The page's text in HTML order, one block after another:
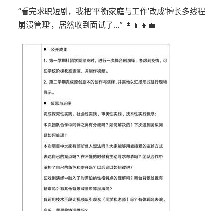
“看完求职短剧，我把‘平衡家庭与工作’改成‘擅长多线程
崩溃管理’，居然收到面试了…” 👩‍👧‍👦💼